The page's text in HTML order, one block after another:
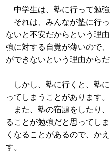
中学生は、塾に行って勉強
それは、みんなが塾に行
ないと不安だからという理
強に対する自覚が薄いので
ができないという理由からだ
しかし、塾に行くと、塾
ってしまうことがあります。
また、塾の宿題をしたり
ることが勉強だと思ってし
くなることがあるので、か
す。